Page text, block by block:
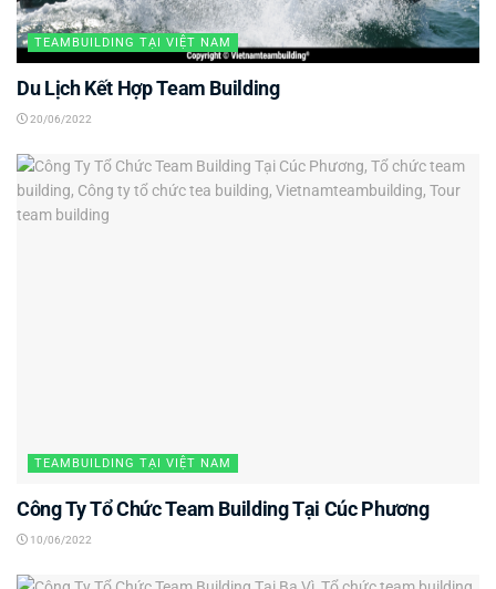
TEAMBUILDING TẠI VIỆT NAM
Du Lịch Kết Hợp Team Building
20/06/2022
TEAMBUILDING TẠI VIỆT NAM
Công Ty Tổ Chức Team Building Tại Cúc Phương
10/06/2022